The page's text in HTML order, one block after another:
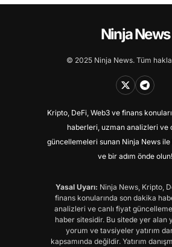
Ninja News
© 2025 Ninja News. Tüm
Kripto, DeFi, Web3 ve finans
haberleri, uzman analizleri ve
güncellemeleri sunan Ninja News ile
ve bir adım önde olun!
Yasal Uyarı: Ninja News, Kripto,
finans konularında son dakika
analizleri ve canlı fiyat
haber sitesidir. Bu sitede yer alan
yorum ve tavsiyeler yatırım
kapsamında değildir. Yatırım